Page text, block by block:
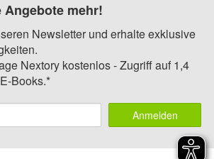
Angebote mehr!
Newsletter und erhalte exklusive
Nextory kostenlos - Zugriff auf 1,4
Books.*
Anmelden